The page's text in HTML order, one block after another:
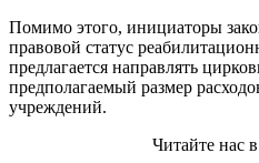
Помимо этого, инициаторы
правовой статус
предлагается направлять
предполагаемый размер
учреждений.
Читайте нас в